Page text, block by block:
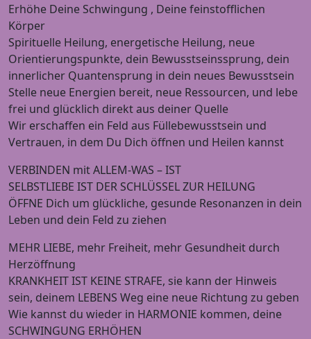
Erhöhe Deine Schwingung , Deine feinstofflichen
Körper
Spirituelle Heilung, energetische Heilung, neue
Orientierungspunkte, dein Bewusstseinssprung, dein
innerlicher Quantensprung in dein neues Bewusstsein
Stelle neue Energien bereit, neue Ressourcen, und lebe
frei und glücklich direkt aus deiner Quelle
Wir erschaffen ein Feld aus Füllebewusstsein und
Vertrauen, in dem Du Dich öffnen und Heilen kannst
VERBINDEN mit ALLEM-WAS – IST
SELBSTLIEBE IST DER SCHLÜSSEL ZUR HEILUNG
ÖFFNE Dich um glückliche, gesunde Resonanzen in dein
Leben und dein Feld zu ziehen
MEHR LIEBE, mehr Freiheit, mehr Gesundheit durch
Herzöffnung
KRANKHEIT IST KEINE STRAFE, sie kann der Hinweis
sein, deinem LEBENS Weg eine neue Richtung zu geben
Wie kannst du wieder in HARMONIE kommen, deine
SCHWINGUNG ERHÖHEN